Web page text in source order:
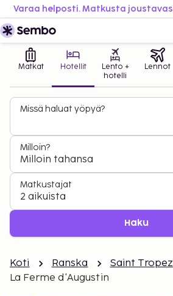
Matkat Hotellit
Lento +
hotelli
Lennot
Missä haluat yöpyä?
Milloin?
Milloin tahansa
Matkustajat
2 aikuista
Haku
Koti Ranska
Saint Tropez
La Ferme d'Augustin